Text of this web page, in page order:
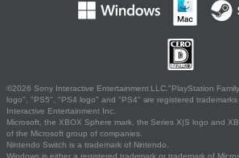
©2026 Sony Interactive Entertainment LLC."PlayStation
logo", "PS5", "PS4 logo" and "PS4" are registered
Interactive Entertainment Inc.
Microsoft, the XBOX Sphere mark, the Series X|S logo and
of the Microsoft group of companies.
Nintendo Switch is a trademark of Nintendo.
Windows is either a registered trademark or trademark of